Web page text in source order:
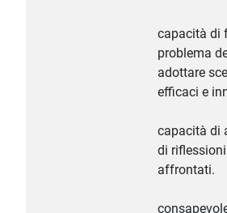
capacità di
problema
adottare
efficaci e
capacità di
di
affrontati.